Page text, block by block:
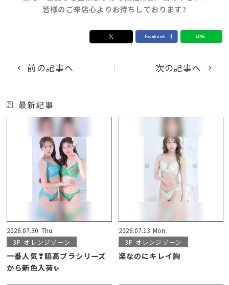
皆様のご来店心よりお待ちしております?
前の記事へ 次の記事へ
最新記事
2026.07.30 Thu.
3F オレンジゾーン
一番人気❣脇高ブラシリーズ
から新色入荷✨
2026.07.13 Mon.
3F オレンジゾーン
楽なのにキレイ胸